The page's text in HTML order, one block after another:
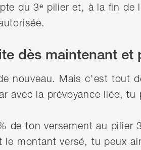
du 3ᵉ pilier et, à la fin de
dès maintenant
nouveau. Mais c'est tout
avec la prévoyance liée, tu
de ton versement au pilier
le montant versé, tu peux